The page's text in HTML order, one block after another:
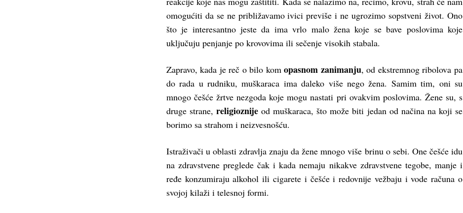
omogućiti da se ne približavamo ivici previše i ne ugrozimo sopstveni život. Ono
što je interesantno jeste da ima vrlo malo žena koje se bave poslovima koje
uključuju penjanje po krovovima ili sečenje visokih stabala.
Zapravo, kada je reč o bilo komopasnom zanimanju, od ekstremnog ribolova pa
do rada u rudniku, muškaraca ima daleko više nego žena. Samim tim, oni su
mnogo češće žrtve nezgoda koje mogu nastati pri ovakvim poslovima. Žene su, s
druge strane, religioznije od muškaraca, što može biti jedan od načina na koji se
borimo sa strahom i neizvesnošću.
Istraživači u oblasti zdravlja znaju da žene mnogo više brinu o sebi. One češće idu
na zdravstvene preglede čak i kada nemaju nikakve zdravstvene tegobe, manje i
ređe konzumiraju alkohol ili cigarete i češće i redovnije vežbaju i vode računa o
svojoj kilaži i telesnoj formi.